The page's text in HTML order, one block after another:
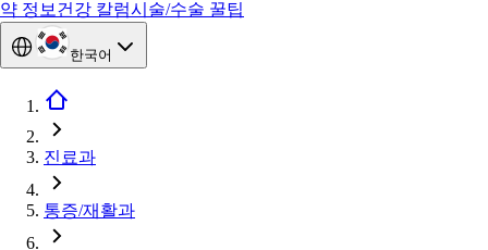
약 정보 건강 칼럼시술/수술 꿀팁
한국어
진료과
통증/재활과